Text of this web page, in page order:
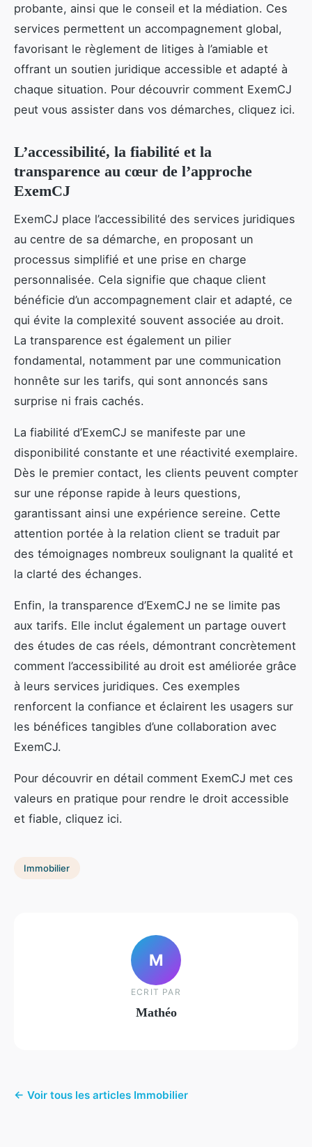
probante, ainsi que le conseil et la médiation. Ces
services permettent un accompagnement global,
favorisant le règlement de litiges à l’amiable et
offrant un soutien juridique accessible et adapté à
chaque situation. Pour découvrir comment ExemCJ
peut vous assister dans vos démarches, cliquez ici.
L’accessibilité, la fiabilité et la
transparence au cœur de l’approche
ExemCJ
ExemCJ place l’accessibilité des services juridiques
au centre de sa démarche, en proposant un
processus simplifié et une prise en charge
personnalisée. Cela signifie que chaque client
bénéficie d’un accompagnement clair et adapté, ce
qui évite la complexité souvent associée au droit.
La transparence est également un pilier
fondamental, notamment par une communication
honnête sur les tarifs, qui sont annoncés sans
surprise ni frais cachés.
La fiabilité d’ExemCJ se manifeste par une
disponibilité constante et une réactivité exemplaire.
Dès le premier contact, les clients peuvent compter
sur une réponse rapide à leurs questions,
garantissant ainsi une expérience sereine. Cette
attention portée à la relation client se traduit par
des témoignages nombreux soulignant la qualité et
la clarté des échanges.
Enfin, la transparence d’ExemCJ ne se limite pas
aux tarifs. Elle inclut également un partage ouvert
des études de cas réels, démontrant concrètement
comment l’accessibilité au droit est améliorée grâce
à leurs services juridiques. Ces exemples
renforcent la confiance et éclairent les usagers sur
les bénéfices tangibles d’une collaboration avec
ExemCJ.
Pour découvrir en détail comment ExemCJ met ces
valeurs en pratique pour rendre le droit accessible
et fiable, cliquez ici.
Immobilier
M
ECRIT PAR
Mathéo
← Voir tous les articles Immobilier